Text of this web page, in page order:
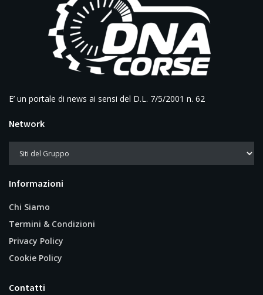
E’ un portale di news ai sensi del D.L. 7/5/2001 n. 62
Network
Informazioni
Chi Siamo
Termini & Condizioni
Privacy Policy
Cookie Policy
Contatti